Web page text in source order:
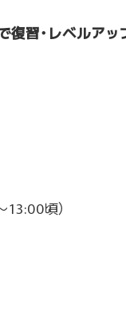
復習・レベルアッ
13:00頃）